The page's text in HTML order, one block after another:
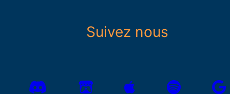
Suivez nous